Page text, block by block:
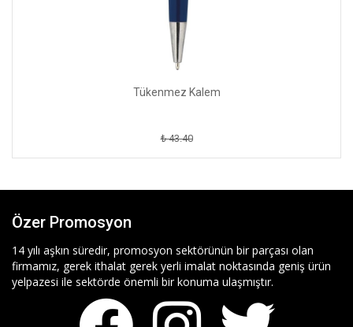
Tükenmez Kalem
₺ 43.40
Özer Promosyon
14 yılı aşkın süredir, promosyon sektörünün bir parçası olan
firmamız, gerek ithalat gerek yerli imalat noktasında geniş ürün
yelpazesi ile sektörde önemli bir konuma ulaşmıştır.